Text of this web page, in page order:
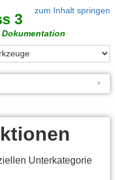
zum Inhalt springen
3
Dokumentation
Unterkategorie